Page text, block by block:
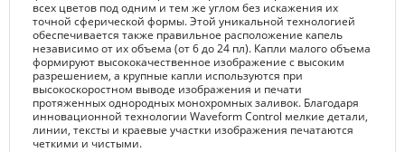
всех цветов под одним и тем же углом без искажения их
точной сферической формы. Этой уникальной технологией
обеспечивается также правильное расположение капель
независимо от их объема (от 6 до 24 пл). Капли малого объема
формируют высококачественное изображение с высоким
разрешением, а крупные капли используются при
высокоскоростном выводе изображения и печати
протяженных однородных монохромных заливок. Благодаря
инновационной технологии Waveform Control мелкие детали,
линии, тексты и краевые участки изображения печатаются
четкими и чистыми.